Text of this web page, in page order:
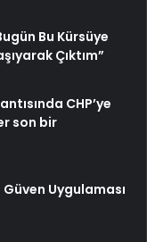
Bu Kürsüye
Çıktım”
CHP’ye
son bir
Uygulaması